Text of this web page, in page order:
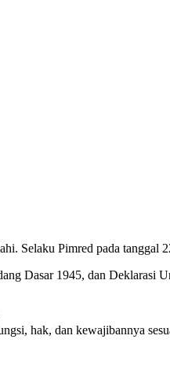
Selaku Pimred pada tanggal
Dasar 1945, dan Deklarasi
hak, dan kewajibannya